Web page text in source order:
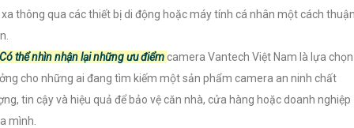
thông qua các thiết bị di động hoặc máy tính cá nhân một cách
Có thể nhìn nhận lại những ưu điểmcamera Vantech Việt Nam là lựa
cho những ai đang tìm kiếm một sản phẩm camera an ninh chất
tin cậy và hiệu quả để bảo vệ căn nhà, cửa hàng hoặc doanh nghiệp
mình.